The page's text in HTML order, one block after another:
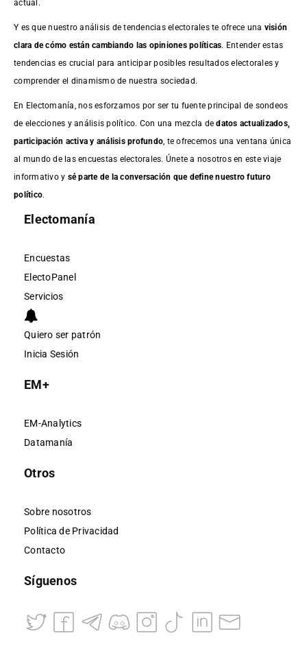
actual.
Y es que nuestro análisis de tendencias electorales te ofrece una visión
clara de cómo están cambiando las opiniones políticas. Entender estas
tendencias es crucial para anticipar posibles resultados electorales y
comprender el dinamismo de nuestra sociedad.
En Electomanía, nos esforzamos por ser tu fuente principal de sondeos
de elecciones y análisis político. Con una mezcla dedatos actualizados,
participación activa y análisis profundo , te ofrecemos una ventana única
al mundo de las encuestas electorales. Únete a nosotros en este viaje
informativo y sé parte de la conversación que define nuestro futuro
político.
Electomanía
Encuestas
ElectoPanel
Servicios
Quiero ser patrón
Inicia Sesión
EM+
EM-Analytics
Datamanía
Otros
Sobre nosotros
Política de Privacidad
Contacto
Síguenos